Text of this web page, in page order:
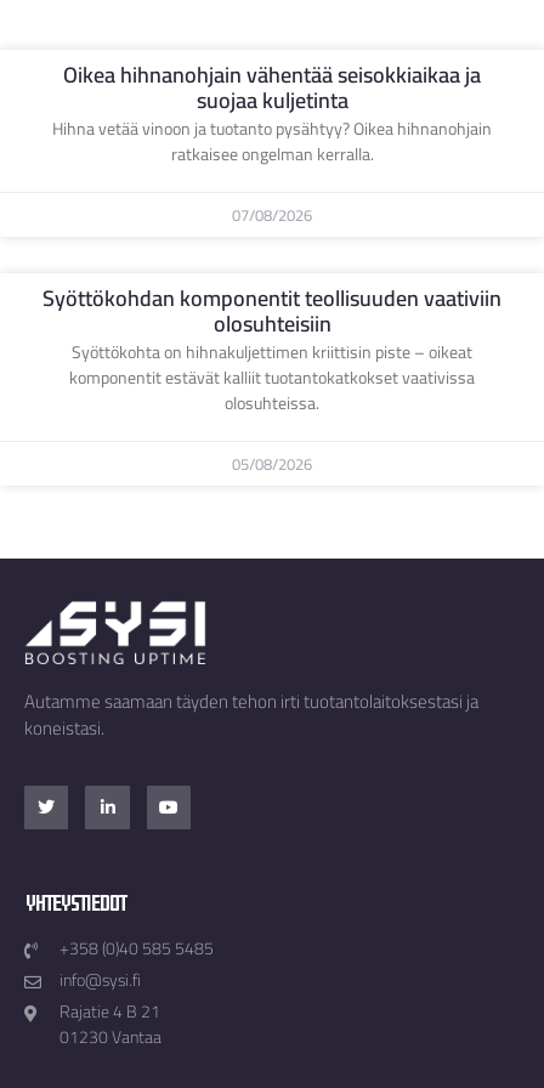
Oikea hihnanohjain vähentää seisokkiaikaa ja
suojaa kuljetinta
Hihna vetää vinoon ja tuotanto pysähtyy? Oikea hihnanohjain
ratkaisee ongelman kerralla.
07/08/2026
Syöttökohdan komponentit teollisuuden vaativiin
olosuhteisiin
Syöttökohta on hihnakuljettimen kriittisin piste – oikeat
komponentit estävät kalliit tuotantokatkokset vaativissa
olosuhteissa.
05/08/2026
Autamme saamaan täyden tehon irti tuotantolaitoksestasi ja
koneistasi.
Yhteystiedot
+358 (0)40 585 5485
info@sysi.fi
Rajatie 4 B 21
01230 Vantaa